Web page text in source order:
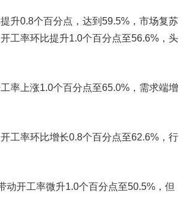
升0.8个百分点，达到59.5%，市场复苏
工率环比提升1.0个百分点至56.6%，头
率上涨1.0个百分点至65.0%，需求端增
工率环比增长0.8个百分点至62.6%，行
动开工率微升1.0个百分点至50.5%，但